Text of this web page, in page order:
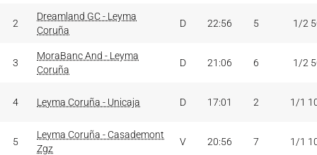
2
Dreamland GC - Leyma
Coruña
D 22:56 5 1/2
3
MoraBanc And - Leyma
Coruña
D 21:06 6 1/2
4 Leyma Coruña - Unicaja D 17:01 2 1/1
5
Leyma Coruña - Casademont
Zgz
V 20:56 7 1/1